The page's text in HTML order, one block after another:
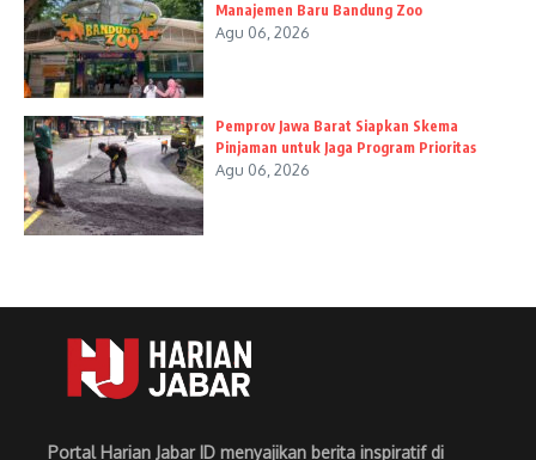
Manajemen Baru Bandung Zoo
Agu 06, 2026
Pemprov Jawa Barat Siapkan Skema
Pinjaman untuk Jaga Program Prioritas
Agu 06, 2026
Portal Harian Jabar ID menyajikan berita inspiratif di